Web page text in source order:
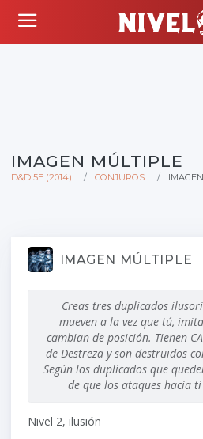
IMAGEN MÚLTIPLE
D&D 5E (2014) CONJUROS
IMAGEN MÚLTIPLE
Creas tres duplicados
mueven a la vez que tú,
cambian de posición. Tienen
de Destreza y son destruidos
Según los duplicados que
de que los ataques hacia
Nivel 2, ilusión